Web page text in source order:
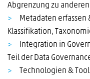
Abgrenzung zu
Metadaten
Klassifikation,
Integration in
Teil der Data
Technologien &